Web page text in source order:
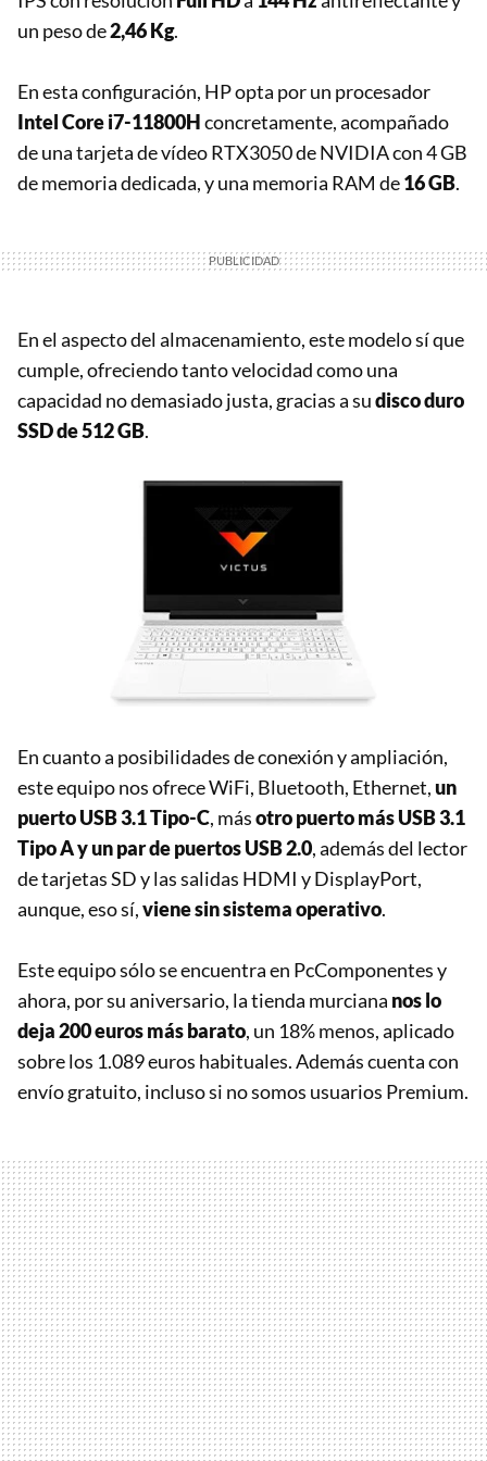
un peso de2,46 Kg.
En esta configuración, HP opta por un procesador
Intel Core i7-11800Hconcretamente, acompañado
de una tarjeta de vídeo RTX3050 de NVIDIA con 4 GB
de memoria dedicada, y una memoria RAM de16 GB.
En el aspecto del almacenamiento, este modelo sí que
cumple, ofreciendo tanto velocidad como una
capacidad no demasiado justa, gracias a sudisco duro
SSD de 512 GB.
En cuanto a posibilidades de conexión y ampliación,
este equipo nos ofrece WiFi, Bluetooth, Ethernet, un
puerto USB 3.1 Tipo-C, másotro puerto más USB 3.1
Tipo A y un par de puertos USB 2.0, además del lector
de tarjetas SD y las salidas HDMI y DisplayPort,
aunque, eso sí,viene sin sistema operativo.
Este equipo sólo se encuentra en PcComponentes y
ahora, por su aniversario, la tienda murciana nos lo
deja 200 euros más barato, un 18% menos, aplicado
sobre los 1.089 euros habituales. Además cuenta con
envío gratuito, incluso si no somos usuarios Premium.